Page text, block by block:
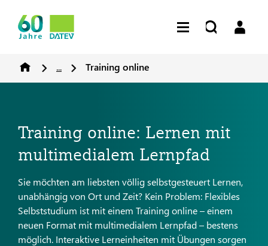
... Training online
Training online: Lernen mit
multimedialem Lernpfad
Sie möchten am liebsten völlig selbstgesteuert Lernen,
unabhängig von Ort und Zeit?​​ Kein Problem: Flexibles
Selbststudium ist mit einem Training online – einem
neuen Format mit multimedialem Lernpfad – bestens
möglich. Interaktive Lerneinheiten mit Übungen sorgen